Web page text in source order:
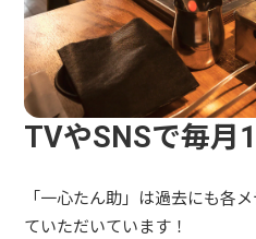
TVやSNSで毎月
「一心たん助」は過去にも各
ていただいています！